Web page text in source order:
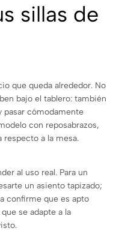
sillas de
que queda alrededor. No
bajo el tablero: también
pasar cómodamente
con reposabrazos,
respecto a la mesa.
al uso real. Para un
un asiento tapizado;
confirme que es apto
se adapte a la